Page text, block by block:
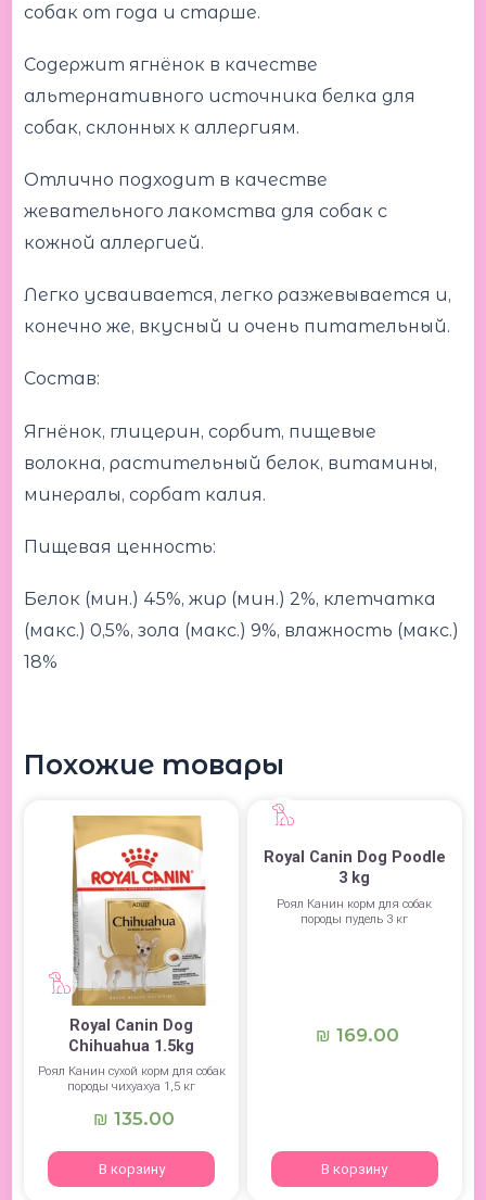
собак от года и старше.
Содержит ягнёнок в качестве
альтернативного источника белка для
собак, склонных к аллергиям.
Отлично подходит в качестве
жевательного лакомства для собак с
кожной аллергией.
Легко усваивается, легко разжевывается и,
конечно же, вкусный и очень питательный.
Состав:
Ягнёнок, глицерин, сорбит, пищевые
волокна, растительный белок, витамины,
минералы, сорбат калия.
Пищевая ценность:
Белок (мин.) 45%, жир (мин.) 2%, клетчатка
(макс.) 0,5%, зола (макс.) 9%, влажность (макс.)
18%
Похожие товары
Royal Canin Dog
Chihuahua 1.5kg
Роял Канин сухой корм для собак
породы чихуахуа 1,5 кг
₪ 135.00
В корзину
Royal Canin Dog Poodle
3 kg
Роял Канин корм для собак
породы пудель 3 кг
₪ 169.00
В корзину